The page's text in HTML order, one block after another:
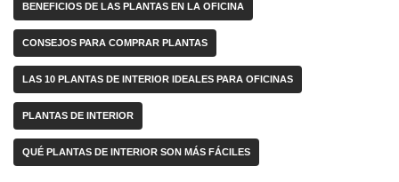
BENEFICIOS DE LAS PLANTAS EN LA OFICINA
CONSEJOS PARA COMPRAR PLANTAS
LAS 10 PLANTAS DE INTERIOR IDEALES PARA OFICINAS
PLANTAS DE INTERIOR
QUÉ PLANTAS DE INTERIOR SON MÁS FÁCILES